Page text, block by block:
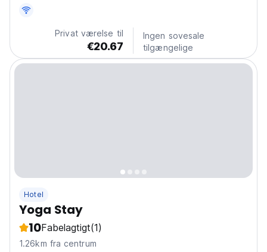
Privat værelse til
€20.67
Ingen sovesale
tilgængelige
Hotel
Yoga Stay
10Fabelagtigt(1)
1.26km fra centrum